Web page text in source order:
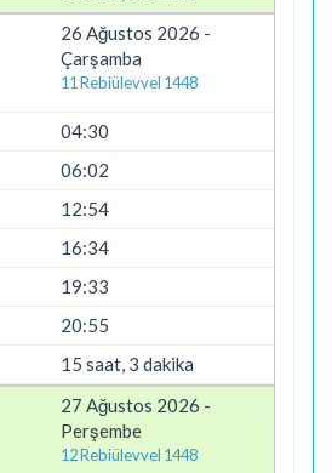
26 Ağustos 2026 -
Çarşamba
11 Rebiülevvel 1448
04:30
06:02
12:54
16:34
19:33
20:55
15 saat, 3 dakika
27 Ağustos 2026 -
Perşembe
12 Rebiülevvel 1448